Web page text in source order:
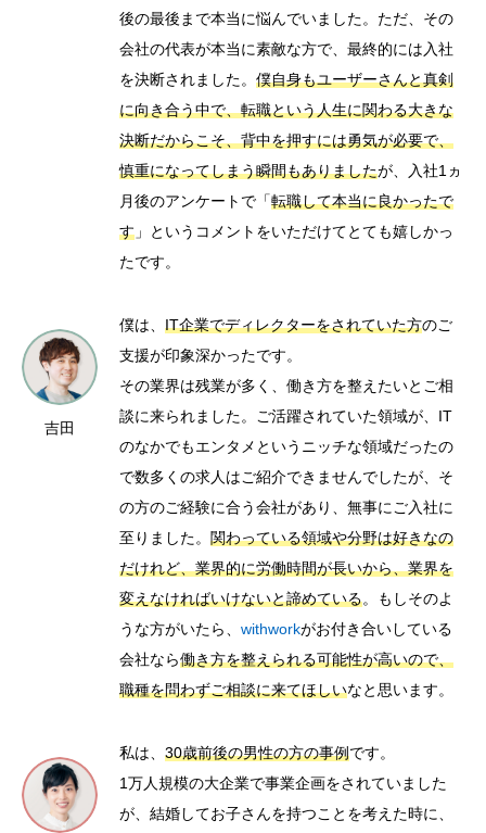
後の最後まで本当に悩んでいました。ただ、その
会社の代表が本当に素敵な方で、最終的には入社
を決断されました。 僕自身もユーザーさんと真剣
に向き合う中で、転職という人生に関わる大きな
決断だからこそ、背中を押すには勇気が必要で、
慎重になってしまう瞬間もありましたが、
入社1ヵ
月後のアンケートで「転職して本当に良かったで
す 」というコメントをいただけてとても嬉しかっ
たです。
吉田
僕は、 IT企業でディレクターをされていた方のご
支援が印象深かったです。
その業界は残業が多く、働き方を整えたいとご相
談に来られました。ご活躍されていた領域が、IT
のなかでもエンタメというニッチな領域だったの
で数多くの求人はご紹介できませんでしたが、そ
の方のご経験に合う会社があり、無事にご入社に
至りました。 関わっている領域や分野は好きなの
だけれど、業界的に労働時間が長いから、業界を
変えなければいけないと諦めている。もしそのよ
うな方がいたら、 withworkがお付き合いしている
会社なら働き方を整えられる可能性が高いので、
職種を問わずご相談に来てほしいなと思います。
私は、 30歳前後の男性の方の事例です。
1万人規模の大企業で事業企画をされていました
が、結婚してお子さんを持つことを考えた時に、